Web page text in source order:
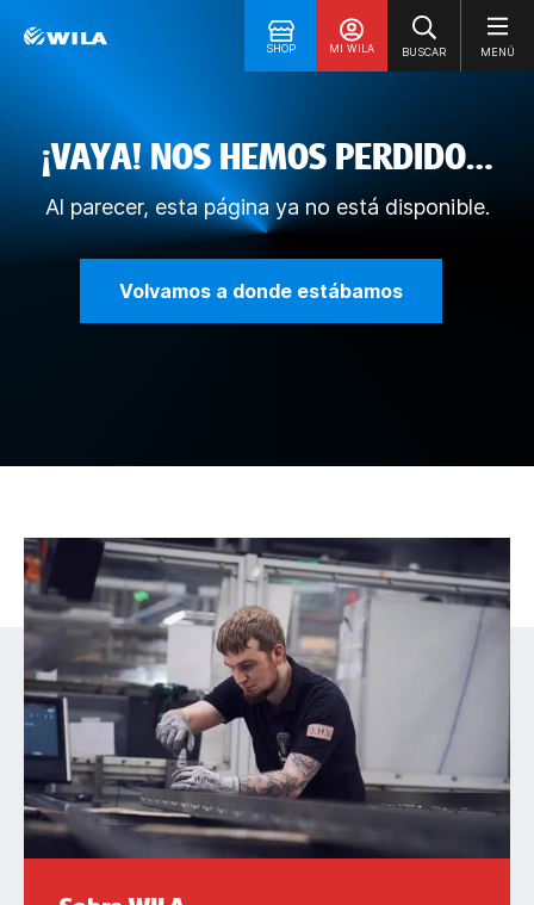
SHOP MI WILA BUSCAR MENÚ
¡VAYA! NOS HEMOS PERDIDO…
Al parecer, esta página ya no está disponible.
Volvamos a donde estábamos